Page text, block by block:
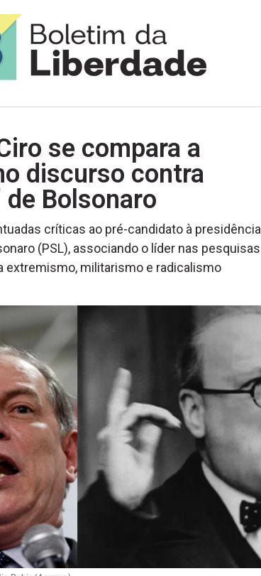
se compara a
discurso contra
de Bolsonaro
críticas ao pré-candidato à presidência
(PSL), associando o líder nas pesquisas
extremismo, militarismo e radicalismo